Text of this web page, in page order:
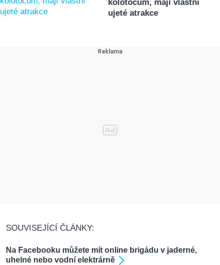
kolotočům, mají vlastní
ujeté atrakce
SOUVISEJÍCÍ ČLÁNKY:
Na Facebooku můžete mít online brigádu v jaderné,
uhelné nebo vodní elektrárně